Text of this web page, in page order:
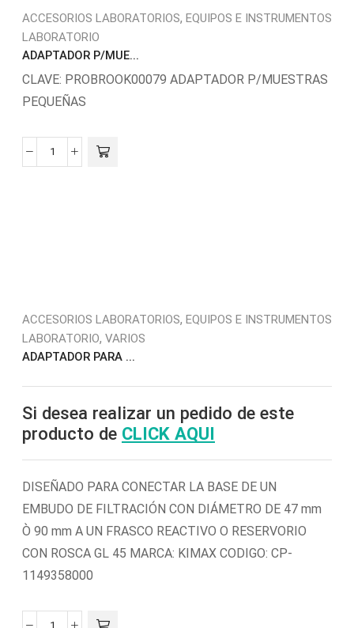
ACCESORIOS LABORATORIOS, EQUIPOS E INSTRUMENTOS
LABORATORIO
ADAPTADOR P/MUE...
CLAVE: PROBROOK00079 ADAPTADOR P/MUESTRAS
PEQUEÑAS
ACCESORIOS LABORATORIOS, EQUIPOS E INSTRUMENTOS
LABORATORIO, VARIOS
ADAPTADOR PARA ...
Si desea realizar un pedido de este
producto de CLICK AQUI
DISEÑADO PARA CONECTAR LA BASE DE UN
EMBUDO DE FILTRACIÓN CON DIÁMETRO DE 47 mm
Ò 90 mm A UN FRASCO REACTIVO O RESERVORIO
CON ROSCA GL 45 MARCA: KIMAX CODIGO: CP-
1149358000